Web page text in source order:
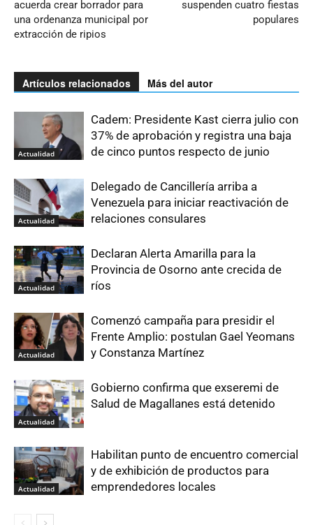
acuerda crear borrador para
una ordenanza municipal por
extracción de ripios
suspenden cuatro fiestas
populares
Artículos relacionados Más del autor
Actualidad
Cadem: Presidente Kast cierra julio con
37% de aprobación y registra una baja
de cinco puntos respecto de junio
Actualidad
Delegado de Cancillería arriba a
Venezuela para iniciar reactivación de
relaciones consulares
Actualidad
Declaran Alerta Amarilla para la
Provincia de Osorno ante crecida de
ríos
Actualidad
Comenzó campaña para presidir el
Frente Amplio: postulan Gael Yeomans
y Constanza Martínez
Actualidad
Gobierno confirma que exseremi de
Salud de Magallanes está detenido
Actualidad
Habilitan punto de encuentro comercial
y de exhibición de productos para
emprendedores locales